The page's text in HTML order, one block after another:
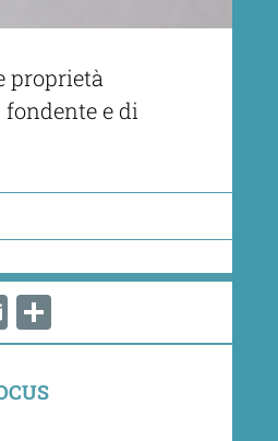
proprietà
e di
Share